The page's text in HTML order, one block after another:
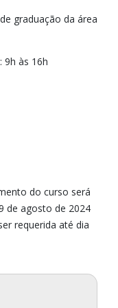
graduação da área
9h às 16h
do curso será
de agosto de 2024
requerida até dia